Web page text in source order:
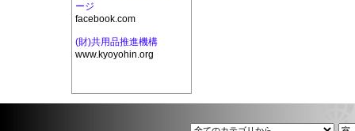
ージ
facebook.com
(財)共用品推進機構
www.kyoyohin.org